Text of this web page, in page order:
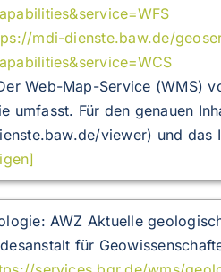
mdi-dienste.baw.de/
Web-Map-Service (WMS)
umfasst. Für den genauen
viewer) und
AWZ Aktuelle
für